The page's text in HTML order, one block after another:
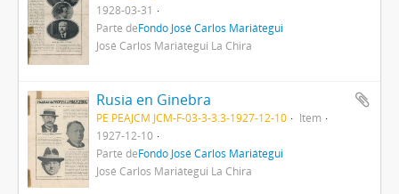
1928-03-31
Parte deFondo José Carlos Mariátegui
José Carlos Mariátegui La Chira
Rusia en Ginebra
PE PEAJCM JCM-F-03-3-3.3-1927-12-10
Item
1927-12-10
Parte deFondo José Carlos Mariátegui
José Carlos Mariátegui La Chira